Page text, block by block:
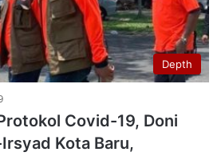
Depth
Covid-19, Doni
Kota Baru,